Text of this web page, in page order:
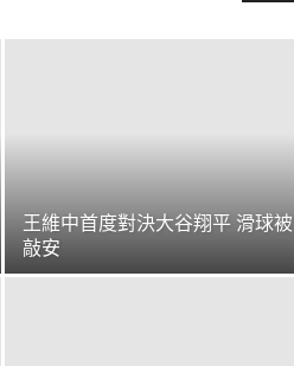
王維中首度對決大谷翔平 滑球被
敲安